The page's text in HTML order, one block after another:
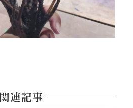
関連記事